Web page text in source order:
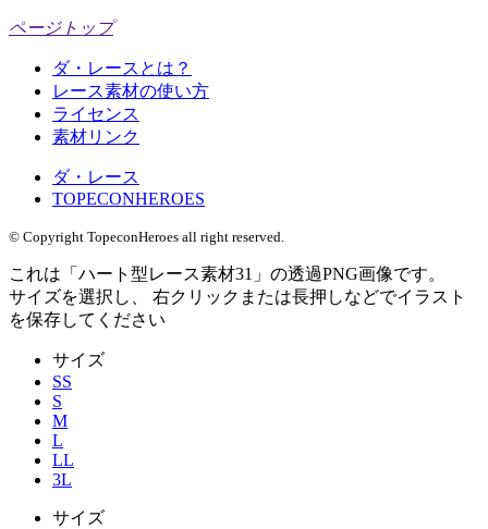
ページトップ
ダ・レースとは？
レース素材の使い方
ライセンス
素材リンク
ダ・レース
TOPECONHEROES
© Copyright TopeconHeroes all right reserved.
これは「 ハート型レース素材31 」の透過PNG画像です。
サイズを選択し、 右クリックまたは長押しなどでイラスト
を保存してください
サイズ
SS
S
M
L
LL
3L
サイズ